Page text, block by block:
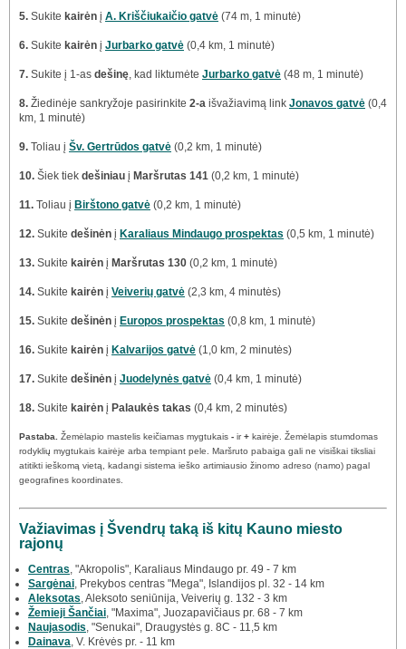
5. Sukite kairėn į A. Kriščiukaičio gatvė (74 m, 1 minutė)
6. Sukite kairėn į Jurbarko gatvė (0,4 km, 1 minutė)
7. Sukite į 1-as dešinę, kad liktumėte Jurbarko gatvė (48 m, 1 minutė)
8. Žiedinėje sankryžoje pasirinkite 2-a išvažiavimą link Jonavos gatvė (0,4
km, 1 minutė)
9. Toliau į Šv. Gertrūdos gatvė (0,2 km, 1 minutė)
10. Šiek tiek dešiniau į Maršrutas 141 (0,2 km, 1 minutė)
11. Toliau į Birštono gatvė (0,2 km, 1 minutė)
12. Sukite dešinėn į Karaliaus Mindaugo prospektas (0,5 km, 1 minutė)
13. Sukite kairėn į Maršrutas 130 (0,2 km, 1 minutė)
14. Sukite kairėn į Veiverių gatvė (2,3 km, 4 minutės)
15. Sukite dešinėn į Europos prospektas (0,8 km, 1 minutė)
16. Sukite kairėn į Kalvarijos gatvė (1,0 km, 2 minutės)
17. Sukite dešinėn į Juodelynės gatvė (0,4 km, 1 minutė)
18. Sukite kairėn į Palaukės takas (0,4 km, 2 minutės)
Pastaba. Žemėlapio mastelis keičiamas mygtukais - ir+ kairėje. Žemėlapis stumdomas
rodyklių mygtukais kairėje arba tempiant pele. Maršruto pabaiga gali ne visiškai tiksliai
atitikti ieškomą vietą, kadangi sistema ieško artimiausio žinomo adreso (namo) pagal
geografines koordinates.
Važiavimas į Švendrų taką iš kitų Kauno miesto
rajonų
Centras , "Akropolis", Karaliaus Mindaugo pr. 49 - 7 km
Sargėnai , Prekybos centras "Mega", Islandijos pl. 32 - 14 km
Aleksotas , Aleksoto seniūnija, Veiverių g. 132 - 3 km
Žemieji Šančiai , "Maxima", Juozapavičiaus pr. 68 - 7 km
Naujasodis , "Senukai", Draugystės g. 8C - 11,5 km
Dainava , V. Krėvės pr. - 11 km